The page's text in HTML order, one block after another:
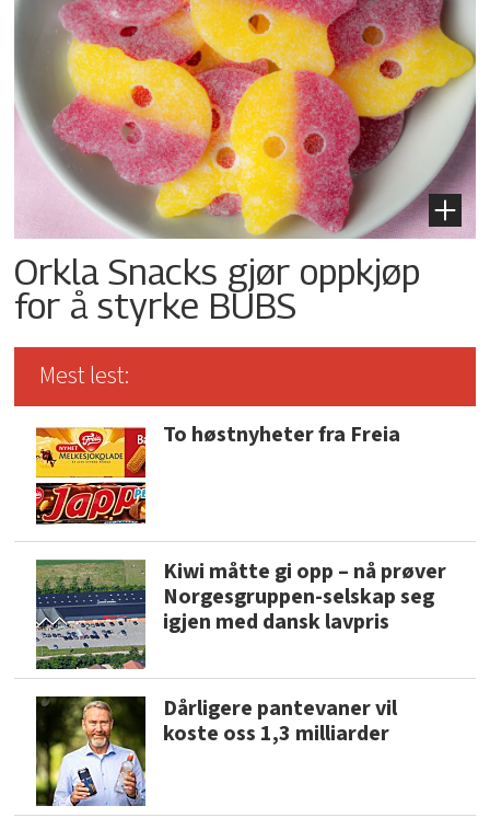
Orkla Snacks gjør oppkjøp
for å styrke BUBS
Mest lest:
To høstnyheter fra Freia
Kiwi måtte gi opp – nå prøver
Norgesgruppen-selskap seg
igjen med dansk lavpris
Dårligere pantevaner vil
koste oss 1,3 milliarder